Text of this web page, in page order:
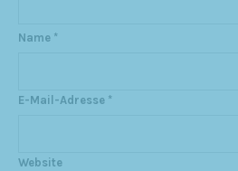
Name *
E-Mail-Adresse *
Website